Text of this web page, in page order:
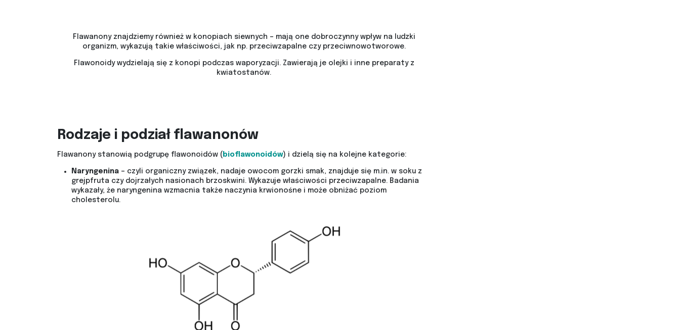
Flawanony znajdziemy również w konopiach siewnych – mają one dobroczynny wpływ na ludzki
organizm, wykazują takie właściwości, jak np. przeciwzapalne czy przeciwnowotworowe.
Flawonoidy wydzielają się z konopi podczas waporyzacji. Zawierają je olejki i inne preparaty z
kwiatostanów.
Rodzaje i podział flawanonów
Flawanony stanowią podgrupę flawonoidów ( bioflawonoidów) i dzielą się na kolejne kategorie:
Naryngenina– czyli organiczny związek, nadaje owocom gorzki smak, znajduje się m.in. w soku z
grejpfruta czy dojrzałych nasionach brzoskwini. Wykazuje właściwości przeciwzapalne. Badania
wykazały, że naryngenina wzmacnia także naczynia krwionośne i może obniżać poziom
cholesterolu.